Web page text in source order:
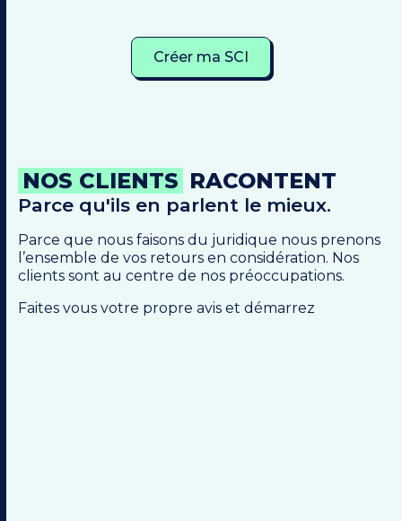
Créer ma SCI
NOS CLIENTS RACONTENT
Parce qu'ils en parlent le mieux.
Parce que nous faisons du juridique nous prenons
l’ensemble de vos retours en considération. Nos
clients sont au centre de nos préoccupations.
Faites vous votre propre avis et démarrez